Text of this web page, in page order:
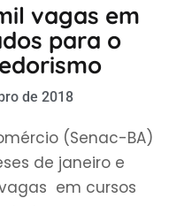
vagas em
para o
de 2018
(Senac-BA)
de janeiro e
em cursos